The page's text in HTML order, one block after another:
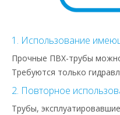
1. Использование
Прочные ПВХ-трубы
Требуются только
2. Повторное
Трубы,